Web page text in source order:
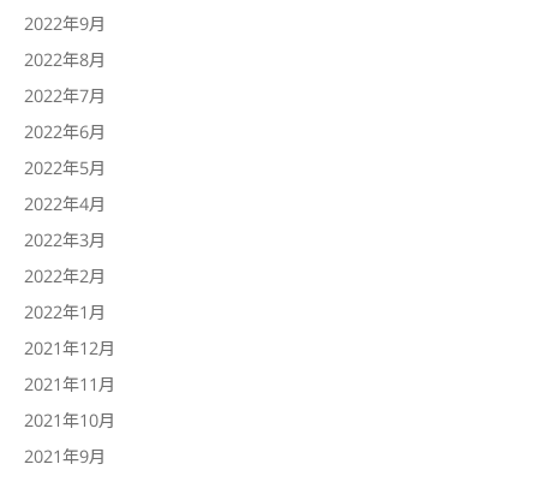
2022年9月
2022年8月
2022年7月
2022年6月
2022年5月
2022年4月
2022年3月
2022年2月
2022年1月
2021年12月
2021年11月
2021年10月
2021年9月